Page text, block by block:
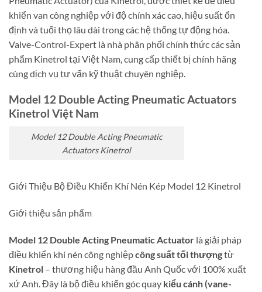
khiển van công nghiệp với độ chính xác cao, hiệu suất ổn
định và tuổi thọ lâu dài trong các hệ thống tự động hóa.
Valve-Control-Expert là nhà phân phối chính thức các sản
phẩm Kinetrol tại Việt Nam, cung cấp thiết bị chính hãng
cùng dịch vụ tư vấn kỹ thuật chuyên nghiệp.
Model 12 Double Acting Pneumatic Actuators
Kinetrol Việt Nam
Model 12 Double Acting Pneumatic
Actuators Kinetrol
Giới Thiệu Bộ Điều Khiển Khí Nén Kép Model 12 Kinetrol
Giới thiệu sản phẩm
Model 12 Double Acting Pneumatic Actuator là giải pháp
điều khiển khí nén công nghiệpcông suất tối thượngtừ
Kinetrol – thương hiệu hàng đầu Anh Quốc với 100% xuất
xứ Anh. Đây là bộ điều khiển góc quay kiểu cánh (vane-